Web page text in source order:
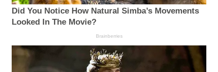
Did You Notice How Natural Simba’s Movements
Looked In The Movie?
Brainberries